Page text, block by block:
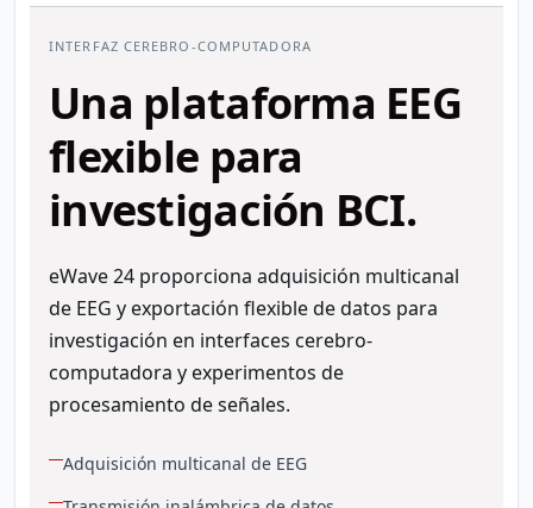
INTERFAZ CEREBRO-COMPUTADORA
Una plataforma EEG
flexible para
investigación BCI.
eWave 24 proporciona adquisición multicanal
de EEG y exportación flexible de datos para
investigación en interfaces cerebro-
computadora y experimentos de
procesamiento de señales.
Adquisición multicanal de EEG